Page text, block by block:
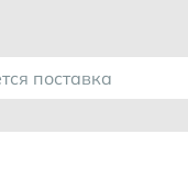
поставка